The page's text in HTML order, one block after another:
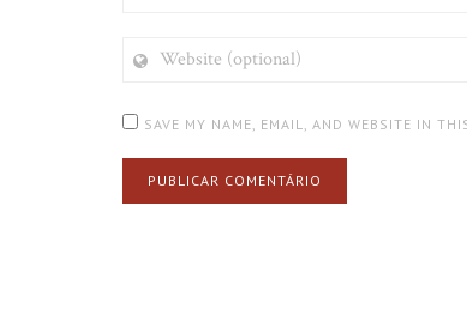
(OPTIONAL)
SAVE MY NAME, EMAIL, AND WEBSITE IN